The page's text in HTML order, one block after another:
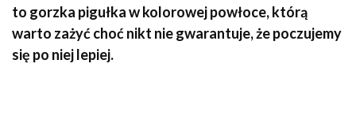
to gorzka pigułka w kolorowej powłoce, którą
warto zażyć choć nikt nie gwarantuje, że poczujemy
się po niej lepiej.